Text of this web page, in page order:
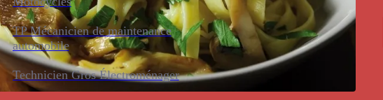
TP Mécanicien de maintenance
automobile
Technicien Gros Électroménager